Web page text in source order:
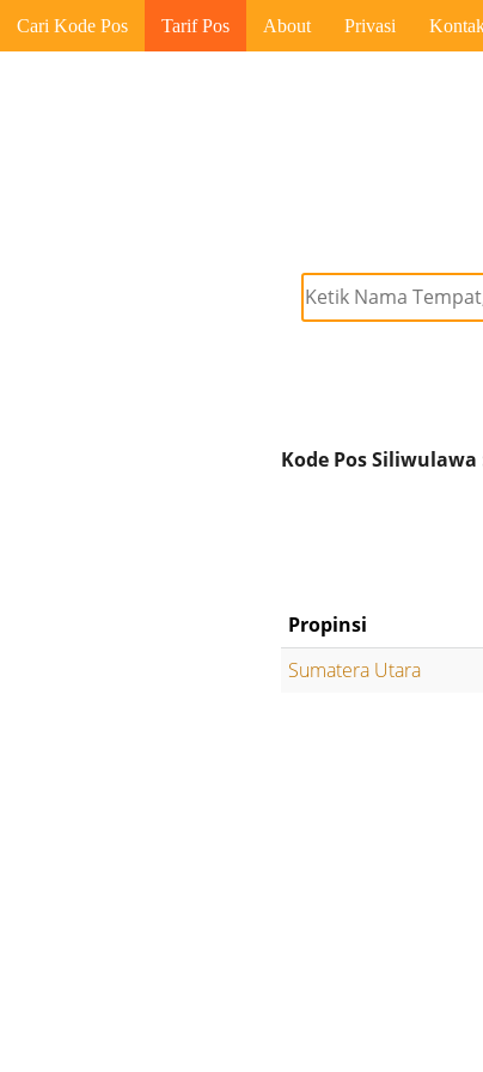
Cari Kode Pos Tarif Pos About Privasi
Kode Pos Siliwulawa
Propinsi
Sumatera Utara